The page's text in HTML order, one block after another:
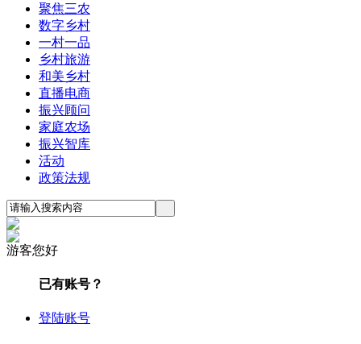
聚焦三农
数字乡村
一村一品
乡村旅游
和美乡村
直播电商
振兴顾问
家庭农场
振兴智库
活动
政策法规
游客您好
已有账号？
登陆账号